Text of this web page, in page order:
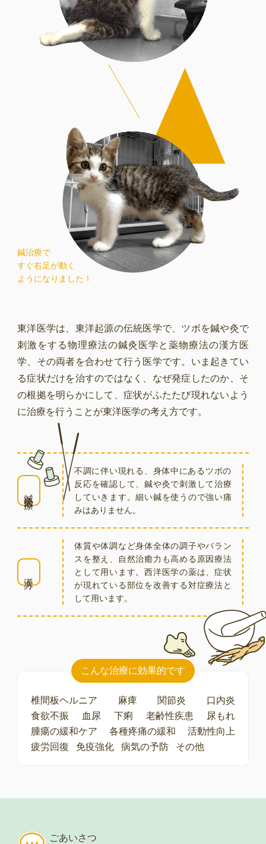
鍼治療で
すぐ右足が動く
ようになりました！
東洋医学は、東洋起源の伝統医学で、ツボを鍼や灸で
刺激をする物理療法の鍼灸医学と薬物療法の漢方医
学、その両者を合わせて行う医学です。いま起きてい
る症状だけを治すのではなく、なぜ発症したのか、そ
の根拠を明らかにして、症状がふたたび現れないよう
に治療を行うことが東洋医学の考え方です。
不調に伴い現れる、身体中にあるツボの
反応を確認して、鍼や灸で刺激して治療
していきます。細い鍼を使うので強い痛
みはありません。
体質や体調など身体全体の調子やバラン
スを整え、自然治癒力も高める原因療法
として用います。西洋医学の薬は、症状
が現れている部位を改善する対症療法と
して用います。
こんな治療に効果的です
椎間板ヘルニア 麻痺 関節炎
口内炎
食欲不振
血尿 下痢 老齢性疾患
尿もれ
腫瘍の緩和ケア
各種疼痛の緩和
活動性向上
疲労回復
免疫強化 病気の予防 その他
ごあいさつ